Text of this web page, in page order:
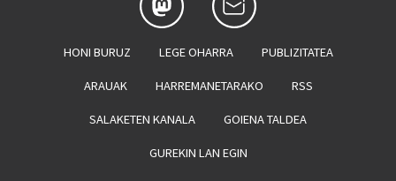
HONI BURUZ LEGE OHARRA PUBLIZITATEA
ARAUAK HARREMANETARAKO RSS
SALAKETEN KANALA GOIENA TALDEA
GUREKIN LAN EGIN